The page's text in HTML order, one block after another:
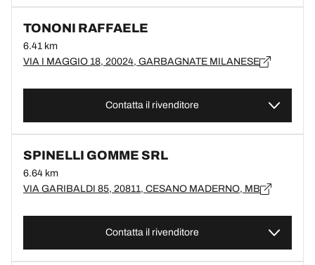
TONONI RAFFAELE
6.41 km
VIA I MAGGIO 18, 20024, GARBAGNATE MILANESE
Contatta il rivenditore
SPINELLI GOMME SRL
6.64 km
VIA GARIBALDI 85, 20811, CESANO MADERNO, MB
Contatta il rivenditore